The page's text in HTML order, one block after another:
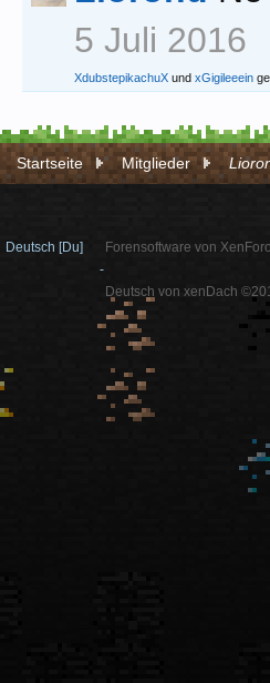
5 Juli 2016
XdubstepikachuX und xGigileeein
Startseite Mitglieder
Deutsch [Du]
Forensoftware von
-
Deutsch von xenDach